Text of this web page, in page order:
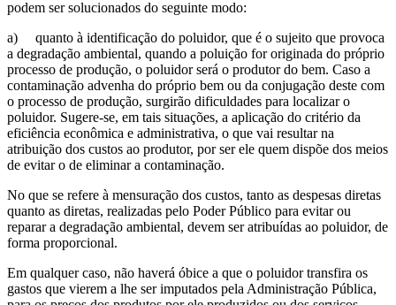
podem ser solucionados do seguinte modo:
a)
quanto à identificação do poluidor, que é o sujeito que provoca
a degradação ambiental, quando a poluição for originada do próprio
processo de produção, o poluidor será o produtor do bem. Caso a
contaminação advenha do próprio bem ou da conjugação deste com
o processo de produção, surgirão dificuldades para localizar o
poluidor. Sugere-se, em tais situações, a aplicação do critério da
eficiência econômica e administrativa, o que vai resultar na
atribuição dos custos ao produtor, por ser ele quem dispõe dos meios
de evitar o de eliminar a contaminação.
No que se refere à mensuração dos custos, tanto as despesas diretas
quanto as diretas, realizadas pelo Poder Público para evitar ou
reparar a degradação ambiental, devem ser atribuídas ao poluidor, de
forma proporcional.
Em qualquer caso, não haverá óbice a que o poluidor transfira os
gastos que vierem a lhe ser imputados pela Administração Pública,